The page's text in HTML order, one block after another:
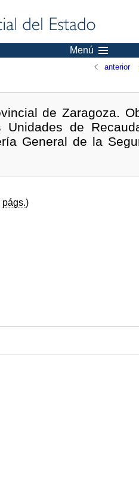
Menú
anterior
de Zaragoza.
de
General de la
págs.)